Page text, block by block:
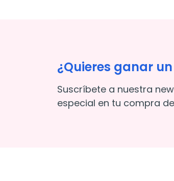
¿Quieres ganar un
Suscríbete a nuestra
especial en tu compra